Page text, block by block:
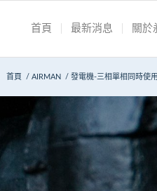
首頁 最新消息 關於
首頁 / AIRMAN / 發電機-三相單相同時使